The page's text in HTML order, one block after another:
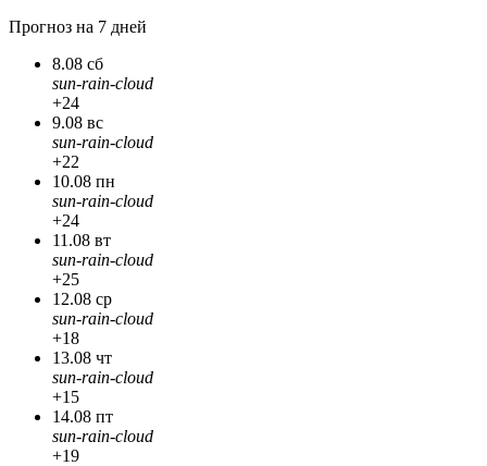
Прогноз на 7 дней
8.08 сб
sun-rain-cloud
+24
9.08 вс
sun-rain-cloud
+22
10.08 пн
sun-rain-cloud
+24
11.08 вт
sun-rain-cloud
+25
12.08 ср
sun-rain-cloud
+18
13.08 чт
sun-rain-cloud
+15
14.08 пт
sun-rain-cloud
+19